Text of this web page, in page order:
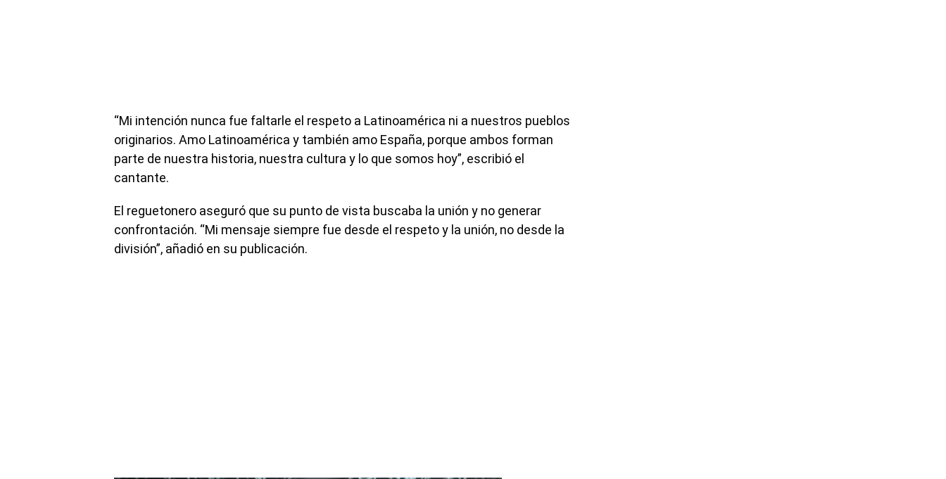
“Mi intención nunca fue faltarle el respeto a Latinoamérica ni a nuestros pueblos
originarios. Amo Latinoamérica y también amo España, porque ambos forman
parte de nuestra historia, nuestra cultura y lo que somos hoy”, escribió el
cantante.
El reguetonero aseguró que su punto de vista buscaba la unión y no generar
confrontación. “Mi mensaje siempre fue desde el respeto y la unión, no desde la
división”, añadió en su publicación.